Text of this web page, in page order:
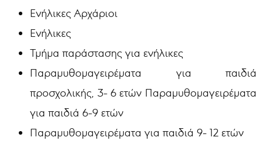
Ενήλικες Αρχάριοι
Ενήλικες
Τμήμα παράστασης για ενήλικες
Παραμυθομαγειρέματα για παιδιά
προσχολικής, 3- 6 ετών Παραμυθομαγειρέματα
για παιδιά 6-9 ετών
Παραμυθομαγειρέματα για παιδιά 9- 12 ετών